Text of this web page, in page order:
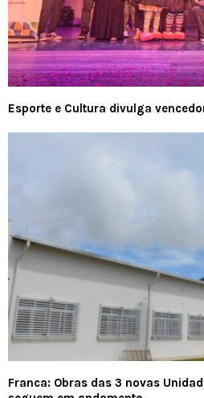
Esporte e Cultura divulga
Franca: Obras das 3 novas